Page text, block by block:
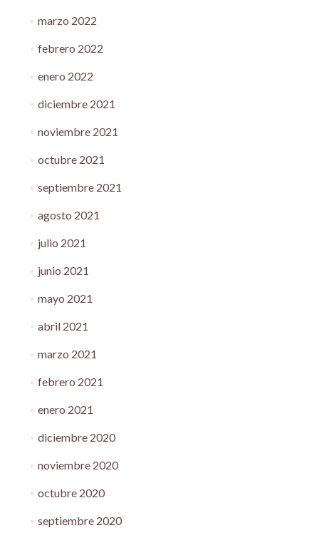
marzo 2022
febrero 2022
enero 2022
diciembre 2021
noviembre 2021
octubre 2021
septiembre 2021
agosto 2021
julio 2021
junio 2021
mayo 2021
abril 2021
marzo 2021
febrero 2021
enero 2021
diciembre 2020
noviembre 2020
octubre 2020
septiembre 2020